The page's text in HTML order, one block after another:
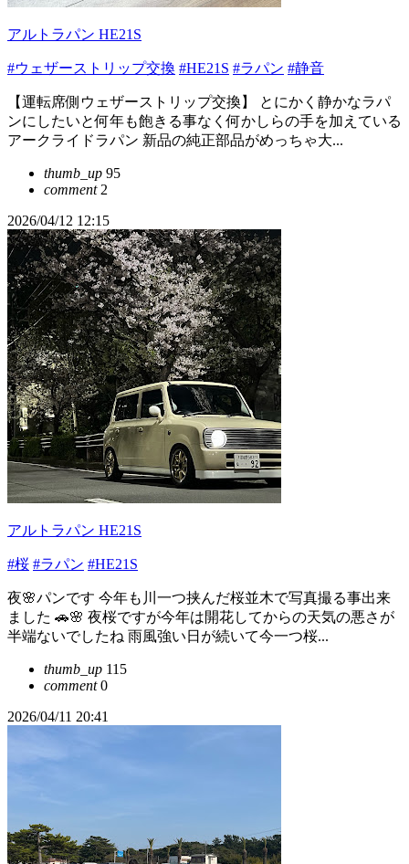
アルトラパン HE21S
#ウェザーストリップ交換 #HE21S #ラパン #静音
【運転席側ウェザーストリップ交換】 とにかく静かなラパ
ンにしたいと何年も飽きる事なく何かしらの手を加えている
アークライドラパン 新品の純正部品がめっちゃ大...
thumb_up 95
comment2
2026/04/12 12:15
アルトラパン HE21S
#桜 #ラパン #HE21S
夜🌸パンです 今年も川一つ挟んだ桜並木で写真撮る事出来
ました 🚗🌸 夜桜ですが今年は開花してからの天気の悪さが
半端ないでしたね 雨風強い日が続いて今一つ桜...
thumb_up 115
comment0
2026/04/11 20:41